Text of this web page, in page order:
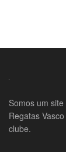
Somos um
Regatas
clube.